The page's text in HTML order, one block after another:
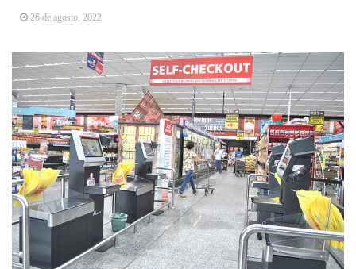
Arujá promove 2º encontro da Jornada de
Arujá terá novo posto para emissão do Cartão
TOP
26 de agosto, 2022